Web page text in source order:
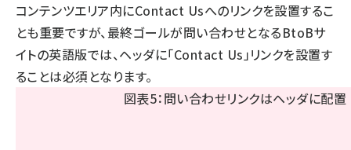
コンテンツエリア内にContact Usへのリンクを設置するこ
とも重要ですが、最終ゴールが問い合わせとなるBtoBサ
イトの英語版では、ヘッダに「Contact Us」リンクを設置す
ることは必須となります。